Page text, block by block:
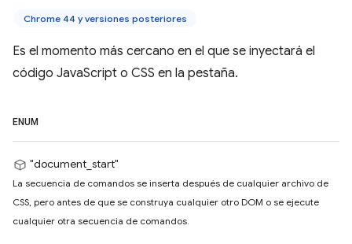
Chrome 44 y versiones posteriores
Es el momento más cercano en el que se inyectará el
código JavaScript o CSS en la pestaña.
ENUM
"document_start"
La secuencia de comandos se inserta después de cualquier archivo de
CSS, pero antes de que se construya cualquier otro DOM o se ejecute
cualquier otra secuencia de comandos.